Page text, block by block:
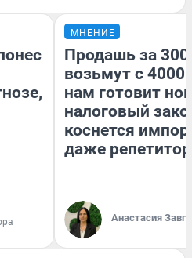
МНЕНИЕ
Продашь за
возьмут с
нам готовит
налоговый
коснется
даже
Анастасия